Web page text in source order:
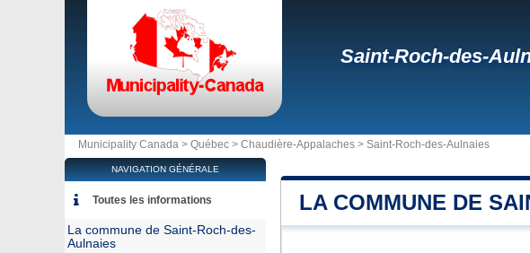
Saint-Roch-des-
Municipality Canada > Québec > Chaudière-Appalaches > Saint-Roch-des-Aulnaies
LA COMMUNE DE
NAVIGATION GÉNÉRALE
Toutes les informations
La commune de Saint-Roch-des-
Aulnaies